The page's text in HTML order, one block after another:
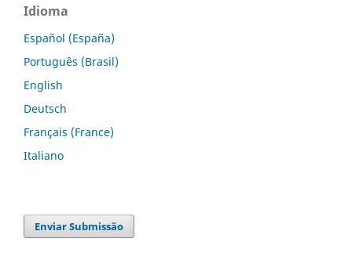
Idioma
Español (España)
Português (Brasil)
English
Deutsch
Français (France)
Italiano
Enviar Submissão